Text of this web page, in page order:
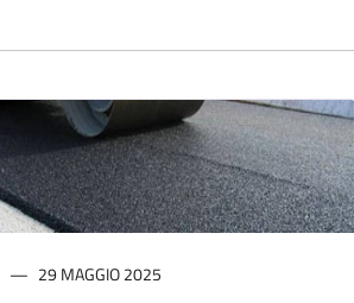
29 MAGGIO 2025